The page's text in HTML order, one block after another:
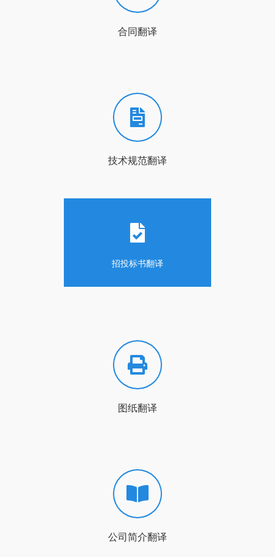
合同翻译
技术规范翻译
招投标书翻译
图纸翻译
公司简介翻译